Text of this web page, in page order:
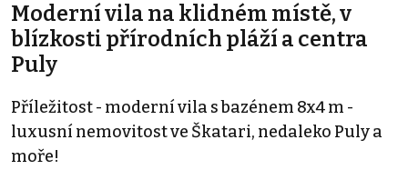
Moderní vila na klidném místě, v
blízkosti přírodních pláží a centra
Puly
Příležitost - moderní vila s bazénem 8x4 m -
luxusní nemovitost ve Škatari, nedaleko Puly a
moře!